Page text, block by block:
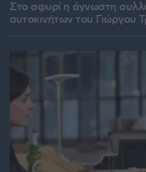
Στο σφυρί η άγνωστη
αυτοκινήτων του Γιώργου